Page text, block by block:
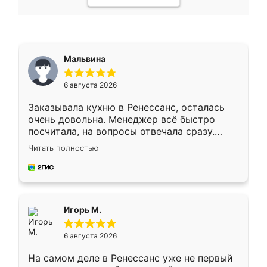
Мальвина
6 августа 2026
Заказывала кухню в Ренессанс, осталась
очень довольна. Менеджер всё быстро
посчитала, на вопросы отвечала сразу.
Замерщик приехал в субботу, подошёл к
делу со всей ответственностью. Собрали
за день, ребята работали аккуратно, даже
Читать полностью
Игорь М.
6 августа 2026
На самом деле в Ренессанс уже не первый